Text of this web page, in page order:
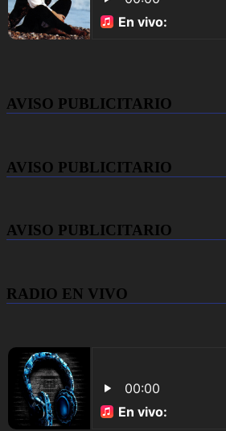
AVISO PUBLICITARIO
AVISO PUBLICITARIO
AVISO PUBLICITARIO
RADIO EN VIVO